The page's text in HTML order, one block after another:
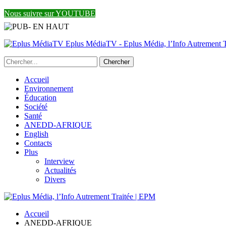
Nous suivre sur YOUTUBE
Eplus MédiaTV - Eplus Média, l’Info Autrement
Accueil
Environnement
Éducation
Société
Santé
ANEDD-AFRIQUE
English
Contacts
Plus
Interview
Actualités
Divers
Accueil
ANEDD-AFRIQUE